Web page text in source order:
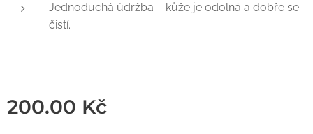
Jednoduchá údržba – kůže je odolná a dobře se
čistí.
200.00 Kč